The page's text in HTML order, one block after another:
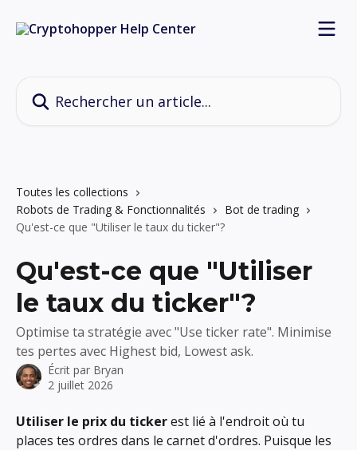
Toutes les collections
Robots de Trading & Fonctionnalités
Bot de trading
Qu'est-ce que "Utiliser le taux du ticker"?
Qu'est-ce que "Utiliser
le taux du ticker"?
Optimise ta stratégie avec "Use ticker rate". Minimise
tes pertes avec Highest bid, Lowest ask.
Écrit par Bryan
2 juillet 2026
Utiliser le prix du ticker est lié à l'endroit où tu
places tes ordres dans le carnet d'ordres. Puisque les